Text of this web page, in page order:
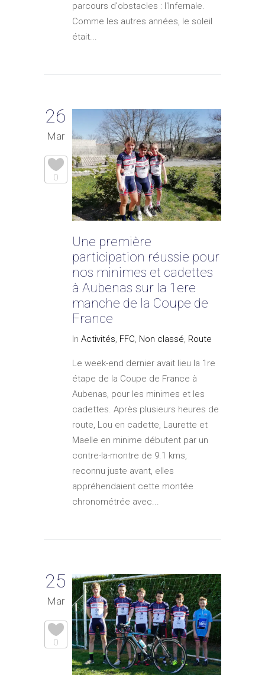
parcours d'obstacles : l'Infernale.
Comme les autres années, le soleil
était...
26
Mar
0
Une première
participation réussie pour
nos minimes et cadettes
à Aubenas sur la 1ere
manche de la Coupe de
France
In Activités, FFC, Non classé, Route
Le week-end dernier avait lieu la 1re
étape de la Coupe de France à
Aubenas, pour les minimes et les
cadettes. Après plusieurs heures de
route, Lou en cadette, Laurette et
Maelle en minime débutent par un
contre-la-montre de 9.1 kms,
reconnu juste avant, elles
appréhendaient cette montée
chronométrée avec...
25
Mar
0